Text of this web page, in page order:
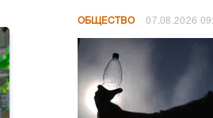
ОБЩЕСТВО 07.08.2026